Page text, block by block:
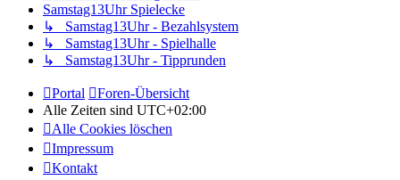
Samstag13Uhr Spielecke
↳ Samstag13Uhr - Bezahlsystem
↳ Samstag13Uhr - Spielhalle
↳ Samstag13Uhr - Tipprunden
Portal
Foren-Übersicht
Alle Zeiten sind UTC+02:00
Alle Cookies löschen
Impressum
Kontakt